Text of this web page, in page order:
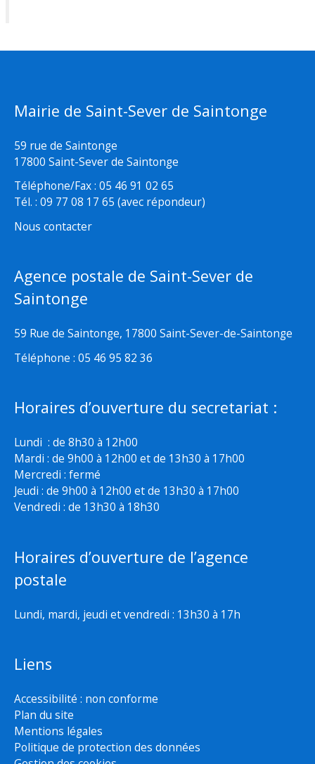
Mairie de Saint-Sever de Saintonge
59 rue de Saintonge
17800 Saint-Sever de Saintonge
Téléphone/Fax : 05 46 91 02 65
Tél. : 09 77 08 17 65 (avec répondeur)
Nous contacter
Agence postale de Saint-Sever de
Saintonge
59 Rue de Saintonge, 17800 Saint-Sever-de-Saintonge
Téléphone : 05 46 95 82 36
Horaires d’ouverture du secretariat :
Lundi : de 8h30 à 12h00
Mardi : de 9h00 à 12h00 et de 13h30 à 17h00
Mercredi : fermé
Jeudi : de 9h00 à 12h00 et de 13h30 à 17h00
Vendredi : de 13h30 à 18h30
Horaires d’ouverture de l’agence
postale
Lundi, mardi, jeudi et vendredi : 13h30 à 17h
Liens
Accessibilité : non conforme
Plan du site
Mentions légales
Politique de protection des données